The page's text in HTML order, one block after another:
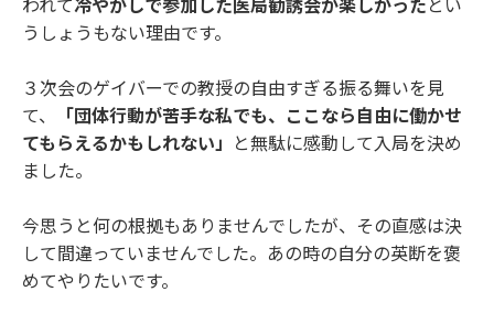
われて冷やかしで参加した医局勧誘会が楽しかった とい
うしょうもない理由です。
３次会のゲイバーでの教授の自由すぎる振る舞いを見
て、
「団体行動が苦手な私でも、ここなら自由に働かせ
てもらえるかもしれない」
と無駄に感動して入局を決め
ました。
今思うと何の根拠もありませんでしたが、その直感は決
して間違っていませんでした。あの時の自分の英断を褒
めてやりたいです。